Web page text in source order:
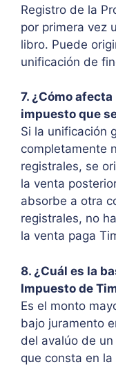
Registro de la
por primera vez
libro. Puede
unificación de
7. ¿Cómo
impuesto que
Si la unificación
completamente
registrales, se
la venta
absorbe a otra
registrales, no
la venta paga
8. ¿Cuál es la
Impuesto de
Es el monto
bajo juramento
del avalúo de
que consta en